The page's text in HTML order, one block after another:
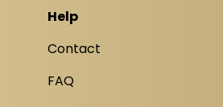
Help
Contact
FAQ